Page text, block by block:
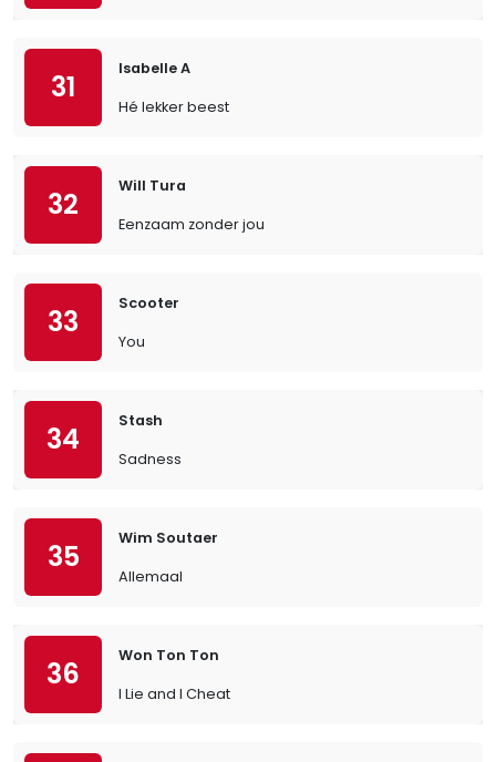
31
Isabelle A
Hé lekker beest
32
Will Tura
Eenzaam zonder jou
33
Scooter
You
34
Stash
Sadness
35
Wim Soutaer
Allemaal
36
Won Ton Ton
I Lie and I Cheat